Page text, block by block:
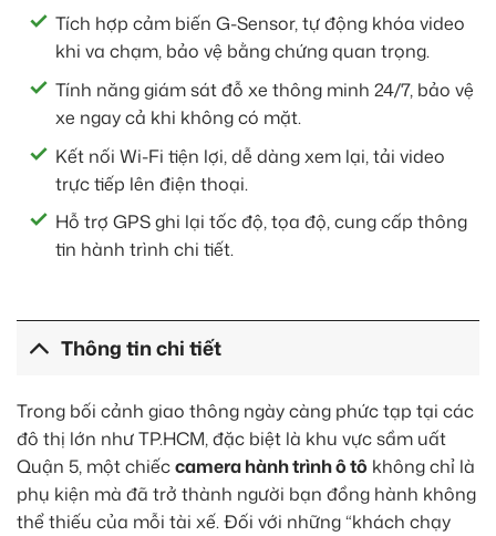
Tích hợp cảm biến G-Sensor, tự động khóa video
khi va chạm, bảo vệ bằng chứng quan trọng.
Tính năng giám sát đỗ xe thông minh 24/7, bảo vệ
xe ngay cả khi không có mặt.
Kết nối Wi-Fi tiện lợi, dễ dàng xem lại, tải video
trực tiếp lên điện thoại.
Hỗ trợ GPS ghi lại tốc độ, tọa độ, cung cấp thông
tin hành trình chi tiết.
Thông tin chi tiết
Trong bối cảnh giao thông ngày càng phức tạp tại các
đô thị lớn như TP.HCM, đặc biệt là khu vực sầm uất
Quận 5, một chiếccamera hành trình ô tô không chỉ là
phụ kiện mà đã trở thành người bạn đồng hành không
thể thiếu của mỗi tài xế. Đối với những “khách chạy